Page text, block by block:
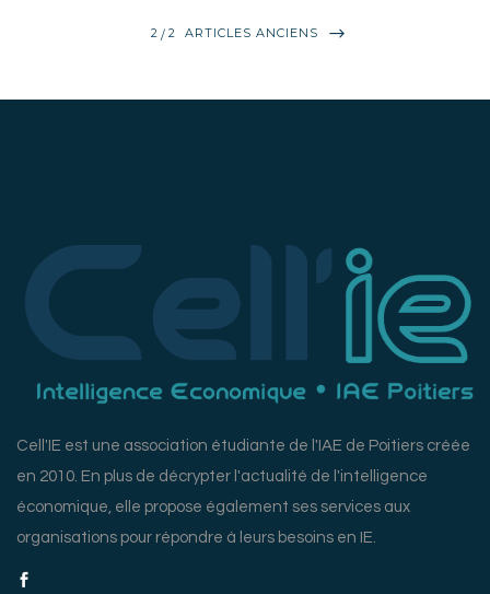
2 2 ARTICLES ANCIENS
Cell'IE est une association étudiante de l'IAE de Poitiers créée
en 2010. En plus de décrypter l'actualité de l'intelligence
économique, elle propose également ses services aux
organisations pour répondre à leurs besoins en IE.